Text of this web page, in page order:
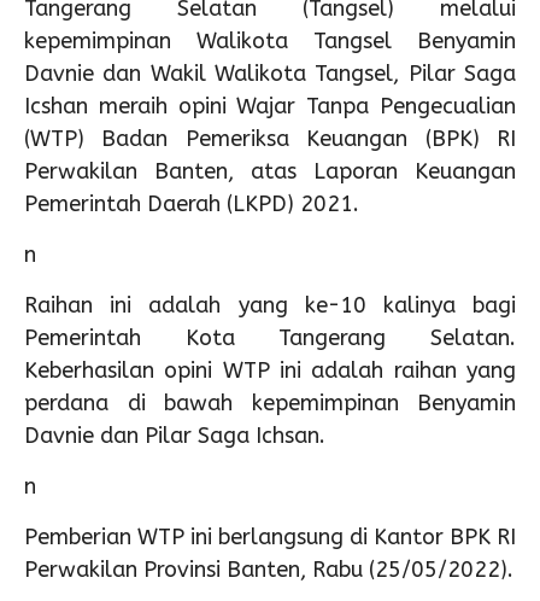
Tangerang Selatan (Tangsel) melalui
kepemimpinan Walikota Tangsel Benyamin
Davnie dan Wakil Walikota Tangsel, Pilar Saga
Icshan meraih opini Wajar Tanpa Pengecualian
(WTP) Badan Pemeriksa Keuangan (BPK) RI
Perwakilan Banten, atas Laporan Keuangan
Pemerintah Daerah (LKPD) 2021.
n
Raihan ini adalah yang ke-10 kalinya bagi
Pemerintah Kota Tangerang Selatan.
Keberhasilan opini WTP ini adalah raihan yang
perdana di bawah kepemimpinan Benyamin
Davnie dan Pilar Saga Ichsan.
n
Pemberian WTP ini berlangsung di Kantor BPK RI
Perwakilan Provinsi Banten, Rabu (25/05/2022).